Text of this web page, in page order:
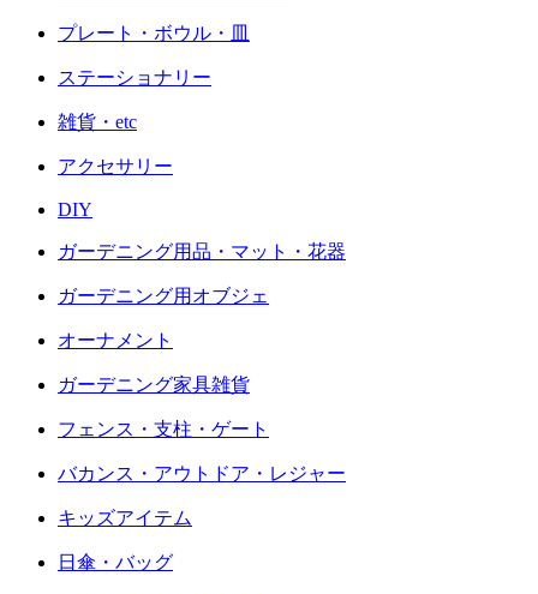
プレート・ボウル・皿
ステーショナリー
雑貨・etc
アクセサリー
DIY
ガーデニング用品・マット・花器
ガーデニング用オブジェ
オーナメント
ガーデニング家具雑貨
フェンス・支柱・ゲート
バカンス・アウトドア・レジャー
キッズアイテム
日傘・バッグ